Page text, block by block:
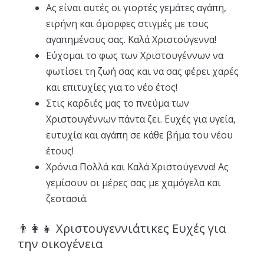
Ας είναι αυτές οι γιορτές γεμάτες αγάπη,
ειρήνη και όμορφες στιγμές με τους
αγαπημένους σας. Καλά Χριστούγεννα!
Εύχομαι το φως των Χριστουγέννων να
φωτίσει τη ζωή σας και να σας φέρει χαρές
και επιτυχίες για το νέο έτος!
Στις καρδιές μας το πνεύμα των
Χριστουγέννων πάντα ζει. Ευχές για υγεία,
ευτυχία και αγάπη σε κάθε βήμα του νέου
έτους!
Χρόνια Πολλά και Καλά Χριστούγεννα! Ας
γεμίσουν οι μέρες σας με χαμόγελα και
ζεστασιά.
👨‍👩‍👧 Χριστουγεννιάτικες Ευχές για
την οικογένεια